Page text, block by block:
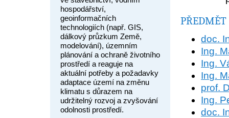
hospodářství,
geoinformačních
technologiích (např. GIS,
dálkový průzkum Země,
modelování), územním
plánování a ochraně životního
prostředí a reaguje na
aktuální potřeby a požadavky
adaptace území na změnu
klimatu s důrazem na
udržitelný rozvoj a zvyšování
odolnosti prostředí.
doc.
Ing.
Ing.
Ing.
prof.
Ing.
doc.